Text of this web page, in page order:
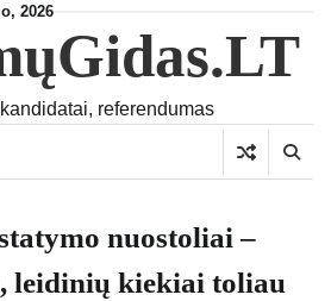
2026
referendumas
nuostoliai –
leidinių kiekiai toliau